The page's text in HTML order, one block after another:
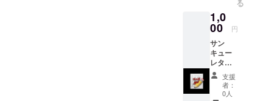
る
1,0
00 円
サン
キュー
レター
メン
バー全
員から
支援
者：
0人